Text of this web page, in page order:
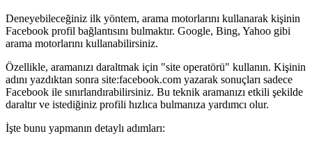
Deneyebileceğiniz ilk yöntem, arama motorlarını kullanarak kişinin
Facebook profil bağlantısını bulmaktır. Google, Bing, Yahoo gibi
arama motorlarını kullanabilirsiniz.
Özellikle, aramanızı daraltmak için "site operatörü" kullanın. Kişinin
adını yazdıktan sonra site:facebook.com yazarak sonuçları sadece
Facebook ile sınırlandırabilirsiniz. Bu teknik aramanızı etkili şekilde
daraltır ve istediğiniz profili hızlıca bulmanıza yardımcı olur.
İşte bunu yapmanın detaylı adımları: